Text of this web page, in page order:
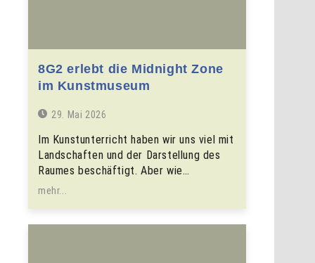
8G2 erlebt die Midnight Zone
im Kunstmuseum
29. Mai 2026
Im Kunstunterricht haben wir uns viel mit
Landschaften und der Darstellung des
Raumes beschäftigt. Aber wie…
mehr...